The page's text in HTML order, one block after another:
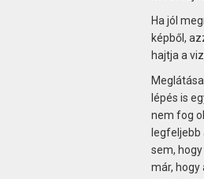
Ha jól
képből,
hajtja a
lépés is
nem fog
sem,
már, hogy